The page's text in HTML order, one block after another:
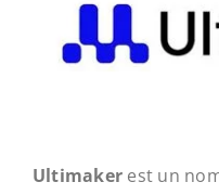
Ultimaker est un